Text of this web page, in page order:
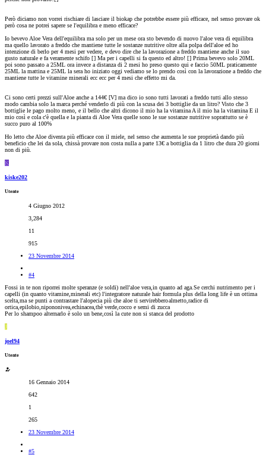
Però diciamo non vorrei rischiare di lasciare il biokap che potrebbe essere più efficace, nel senso provare ok
però cosa ne potrei sapere se l'equilibra e meno efficace?
Io bevevo Aloe Vera dell'equilibra ma solo per un mese ora sto bevendo di nuovo l'aloe vera di equilibra
ma quello lavorato a freddo che mantiene tutte le sostanze nutritive oltre alla polpa dell'aloe ed ho
intenzione di berlo per 4 mesi per vedere, e devo dire che la lavorazione a freddo mantiene anche il suo
gusto naturale e fa veramente schifo [] Ma per i capelli si fa questo ed altro! [] Prima bevevo solo 20ML
poi sono passato a 25ML ora invece a distanza di 2 mesi ho preso questo qui e faccio 50ML praticamente
25ML la mattina e 25ML la sera ho iniziato oggi vediamo se lo prendo così con la lavorazione a freddo che
mantiene tutte le vitamine minerali ecc ecc per 4 mesi che effetto mi da.
Ci sono certi prezzi sull'Aloe anche a 144€ [V] ma dico io sono tutti lavorati a freddo tutti allo stesso
modo cambia solo la marca perché venderlo di più con la scusa dei 3 bottiglie da un litro? Visto che 3
bottiglie le pago molto meno, e il bello che altri dicono il mio ha la vitamina A il mio ha la vitamina E il
mio così e cola c'è quella e la pianta di Aloe Vera quelle sono le sue sostanze nutritive soprattutto se è
succo puro al 100%
Ho letto che Aloe diventa più efficace con il miele, nel senso che aumenta le sue proprietà dando più
beneficio che lei da sola, chissà provare non costa nulla a parte 13€ a bottiglia da 1 litro che dura 20 giorni
non di più.
K
kiske202
Utente
4 Giugno 2012
3,284
11
915
23 Novembre 2014
#4
Fossi in te non riporrei molte speranze (e soldi) nell'aloe vera,in quanto ad aga.Se cerchi nutrimento per i
capelli (in quanto vitamine,minerali etc) l'integratore naturale hair formula plus della long life è un ottima
scelta,ma se punti a contrastare l'alopecia più che aloe ti servirebberoalmetto,radice di
ortica,epilobio,nipononivea,echinacea,thè verde,cocco e semi di zucca
Per lo shampoo alternarlo è solo un bene,così la cute non si stanca del prodotto
J
joel94
Utente
16 Gennaio 2014
642
1
265
23 Novembre 2014
#5